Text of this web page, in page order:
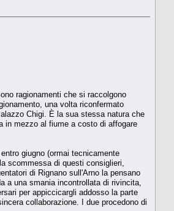
ragionamenti che si raccolgono
una volta riconfermato
Chigi. È la sua stessa natura che
in mezzo al fiume a costo di affogare
giugno (ormai tecnicamente
scommessa di questi consiglieri,
di Rignano sull'Arno la pensano
a una smania incontrollata di rivincita,
per appiccicargli addosso la parte
collaborazione. I due procedono di